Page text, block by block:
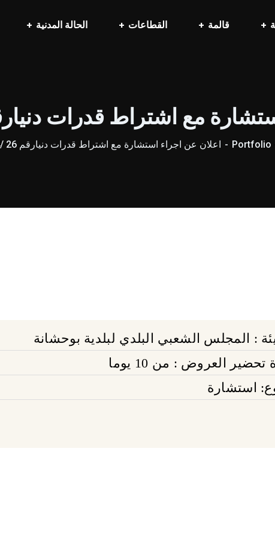
قالمة القطاعات الحالة المدنية
مع اشتراط قدرات دنيارقم 26 /
Portfolio اعلان عن اجراء استشارة مع اشتراط قدرات دنيارقم 26 /2024
: المجلس الشعبي البلدي لبلدية بوحشانة
تحضير العروض : من 10 يوما
استشارة